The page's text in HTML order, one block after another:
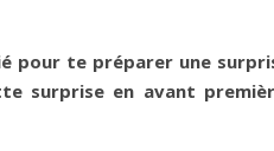
pour te préparer une
surprise en avant